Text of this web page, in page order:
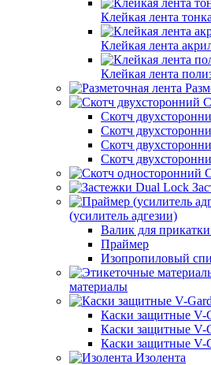
Клейкая лента
Клейкая лента
Клейкая лента
Скотч
Скотч
Скотч
Скотч
(усилитель адгезии)
Валик для прикатки
Праймер
Изопропиловый
материалы
Каски защитные V-
Каски защитные V-
Каски защитные V-
Изолента